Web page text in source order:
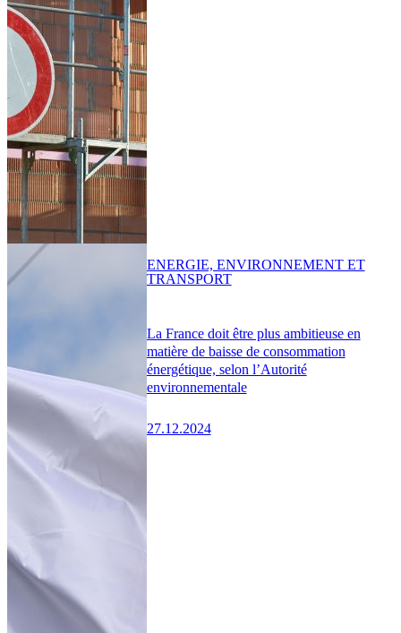
La France doit être plus ambitieuse en
matière de baisse de consommation
énergétique, selon l’Autorité
environnementale
27.12.2024
ENERGIE, ENVIRONNEMENT ET
TRANSPORT